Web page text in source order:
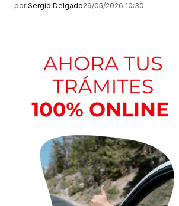
por Sergio Delgado29/05/2026 10:30